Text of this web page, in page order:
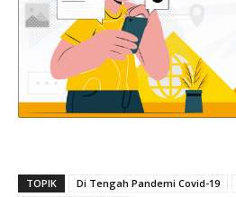
TOPIK Di Tengah Pandemi Covid-19